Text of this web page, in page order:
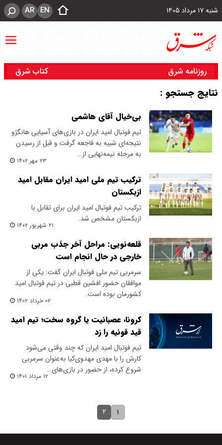
شنبه ۱۷ مرداد ۱۴۰۵ EN
AR
روزنامه شرق کتاب شرق
نتایج جستجو :
بی‌خیال آقای هاشمی
تیم فوتبال امید ایران در بازی‌های آسیایی هانگژو
نتیجه‌ای شبیه به فاجعه گرفت و قبل از رسیدن
به مرحله نیمه‌نهایی از…
۲۳ مهر ۱۴۰۲
ترکیب تیم ملی امید ایران مقابل امید
ازبکستان
ترکیب تیم فوتبال امید ایران برای تقابل با
ازبکستان مشخص شد.
۲۱ شهریور ۱۴۰۲
قلعه‌نویی: مراحل آخر جذب مربی
خارجی در حال انجام است
سرمربی تیم ملی فوتبال ایران گفت: یکی از
موافقان حضور افشین قطبی در تیم فوتبال امید
کشورمان بوده است.
۰۲ خرداد ۱۴۰۲
کرونا، عصبانیت یا گروه سخت؛ تیم امید
قید قونیه را زد
تیم فوتبال امید ایران که چند وقتی می‌شود
کارش را با مهدی مهدوی‌کیا به‌عنوان سرمربی
شروع کرده، از حضور در بازی‌های…
۱۲ مرداد ۱۴۰۱
۱ ۲